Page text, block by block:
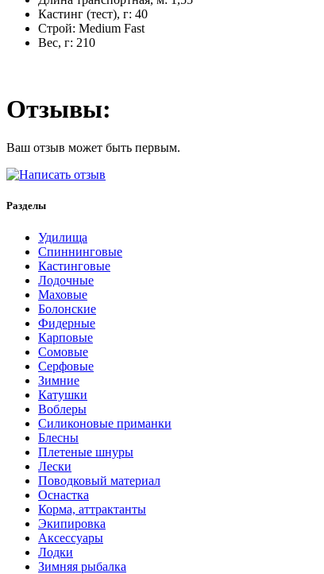
Кастинг (тест), г: 40
Строй: Medium Fast
Вес, г: 210
Отзывы:
Ваш отзыв может быть первым.
Разделы
Удилища
Спиннинговые
Кастинговые
Лодочные
Маховые
Болонские
Фидерные
Карповые
Сомовые
Серфовые
Зимние
Катушки
Воблеры
Силиконовые приманки
Блесны
Плетеные шнуры
Лески
Поводковый материал
Оснастка
Корма, аттрактанты
Экипировка
Аксессуары
Лодки
Зимняя рыбалка